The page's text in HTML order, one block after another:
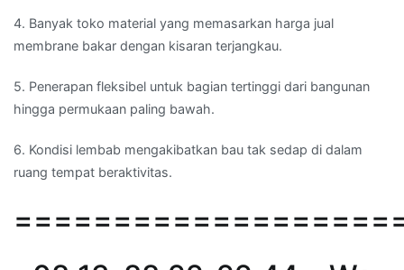
4. Banyak toko material yang memasarkan harga jual
membrane bakar dengan kisaran terjangkau.
5. Penerapan fleksibel untuk bagian tertinggi dari bangunan
hingga permukaan paling bawah.
6. Kondisi lembab mengakibatkan bau tak sedap di dalam
ruang tempat beraktivitas.